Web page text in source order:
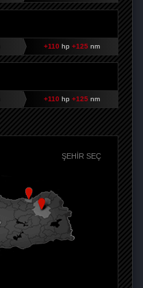
+110 hp+125 nm
+110 hp+125 nm
ŞEHIR SEÇ